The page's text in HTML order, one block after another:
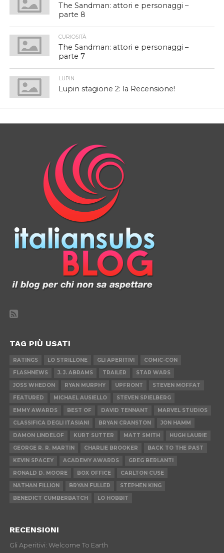
The Sandman: attori e personaggi –
parte 8
CURIOSITÀ
The Sandman: attori e personaggi –
parte 7
LUPIN
Lupin stagione 2: la Recensione!
TAG PIÙ USATI
RATINGS LO STRILLONE GLI APERITIVI
COMIC-CON
FLASHNEWS
J. J. ABRAMS TRAILER
STAR WARS
JOSS WHEDON
RYAN MURPHY UPFRONT
STEVEN MOFFAT
FEATURED
MICHAEL AUSIELLO
STEVEN SPIELBERG
EMMY AWARDS
BEST OF DAVID TENNANT
MARVEL STUDIOS
CLASSIFICA DEGLI ITASIANI
BRYAN CRANSTON
JON HAMM
DAMON LINDELOF
KURT SUTTER MATT SMITH
HUGH LAURIE
GEORGE R. R. MARTIN
CHARLIE BROOKER
BACK TO THE PAST
KEVIN SPACEY
ACADEMY AWARDS
GREG BERLANTI
RONALD D. MOORE
BOX OFFICE
CARLTON CUSE
NATHAN FILLION
BRYAN FULLER
STEPHEN KING
BENEDICT CUMBERBATCH
LO HOBBIT
RECENSIONI
Gli Aperitivi: Welcome To Earth